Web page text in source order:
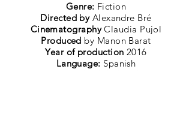
Genre: Fiction
Directed byAlexandre Bré
CinematographyClaudia Pujol
Produced by Manon Barat
Year of production 2016
Language: Spanish